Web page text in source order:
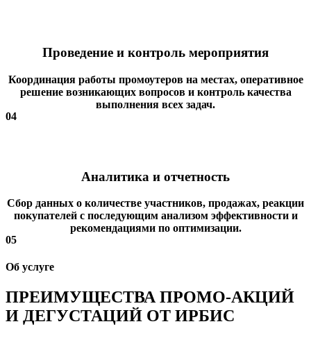
Проведение и контроль мероприятия
Координация работы промоутеров на местах, оперативное
решение возникающих вопросов и контроль качества
выполнения всех задач.
04
Аналитика и отчетность
Сбор данных о количестве участников, продажах, реакции
покупателей с последующим анализом эффективности и
рекомендациями по оптимизации.
05
Об услуге
ПРЕИМУЩЕСТВА ПРОМО-АКЦИЙ
И ДЕГУСТАЦИЙ ОТ ИРБИС